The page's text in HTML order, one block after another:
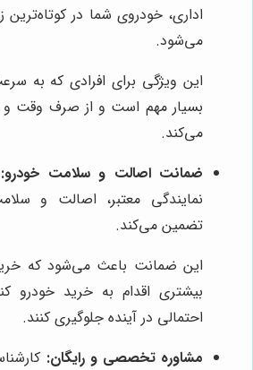
اداری، خودروی شما در
می‌شود.
این ویژگی برای افرادی که به
بسیار مهم است و از صرف وقت و
می‌کند.
ضمانت اصالت و سلامت خودرو:
نمایندگی معتبر، اصالت و
تضمین می‌کند.
این ضمانت باعث می‌شود که
بیشتری اقدام به خرید خودرو
احتمالی در آینده جلوگیری کنند.
مشاوره تخصصی و رایگان: